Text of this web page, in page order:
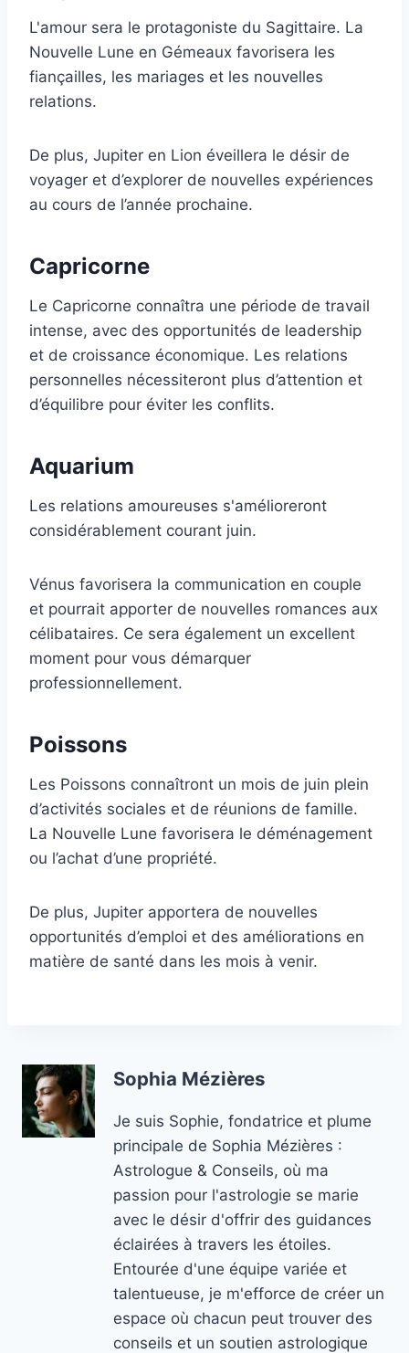
L'amour sera le protagoniste du Sagittaire. La
Nouvelle Lune en Gémeaux favorisera les
fiançailles, les mariages et les nouvelles
relations.
De plus, Jupiter en Lion éveillera le désir de
voyager et d’explorer de nouvelles expériences
au cours de l’année prochaine.
Capricorne
Le Capricorne connaîtra une période de travail
intense, avec des opportunités de leadership
et de croissance économique. Les relations
personnelles nécessiteront plus d’attention et
d’équilibre pour éviter les conflits.
Aquarium
Les relations amoureuses s'amélioreront
considérablement courant juin.
Vénus favorisera la communication en couple
et pourrait apporter de nouvelles romances aux
célibataires. Ce sera également un excellent
moment pour vous démarquer
professionnellement.
Poissons
Les Poissons connaîtront un mois de juin plein
d’activités sociales et de réunions de famille.
La Nouvelle Lune favorisera le déménagement
ou l’achat d’une propriété.
De plus, Jupiter apportera de nouvelles
opportunités d’emploi et des améliorations en
matière de santé dans les mois à venir.
Sophia Mézières
Je suis Sophie, fondatrice et plume
principale de Sophia Mézières :
Astrologue & Conseils, où ma
passion pour l'astrologie se marie
avec le désir d'offrir des guidances
éclairées à travers les étoiles.
Entourée d'une équipe variée et
talentueuse, je m'efforce de créer un
espace où chacun peut trouver des
conseils et un soutien astrologique